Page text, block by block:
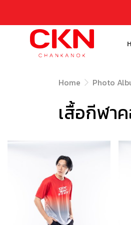
Home Photo
เสื้อกีฬา